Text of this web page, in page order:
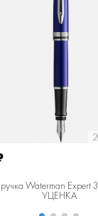
Waterman Expert
УЦЕНКА